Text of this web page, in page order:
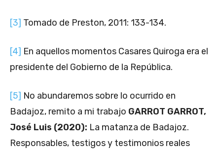
[3] Tomado de Preston, 2011: 133-134.
[4] En aquellos momentos Casares Quiroga era el
presidente del Gobierno de la República.
[5] No abundaremos sobre lo ocurrido en
Badajoz, remito a mi trabajo GARROT GARROT,
José Luis (2020): La matanza de Badajoz.
Responsables, testigos y testimonios reales